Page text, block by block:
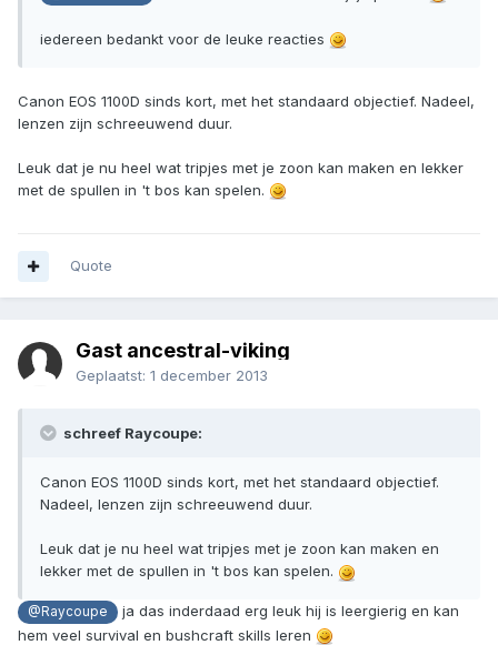
iedereen bedankt voor de leuke reacties
Canon EOS 1100D sinds kort, met het standaard objectief. Nadeel,
lenzen zijn schreeuwend duur.
Leuk dat je nu heel wat tripjes met je zoon kan maken en lekker
met de spullen in 't bos kan spelen.
Quote
Gast ancestral-viking
Geplaatst: 1 december 2013
schreef Raycoupe:
Canon EOS 1100D sinds kort, met het standaard objectief.
Nadeel, lenzen zijn schreeuwend duur.
Leuk dat je nu heel wat tripjes met je zoon kan maken en
lekker met de spullen in 't bos kan spelen.
@Raycoupe
ja das inderdaad erg leuk hij is leergierig en kan
hem veel survival en bushcraft skills leren